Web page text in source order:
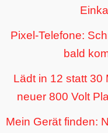
Pixel-Telefone:
bald
Lädt in 12 statt 30
neuer 800 Volt
Mein Gerät finden: